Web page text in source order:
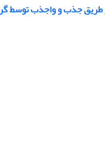
طریق جذب و واجذب توسط